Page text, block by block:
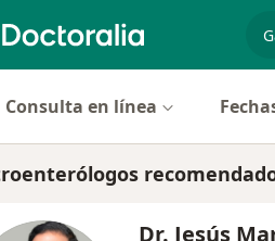
Consulta en línea
Dr. Jesús